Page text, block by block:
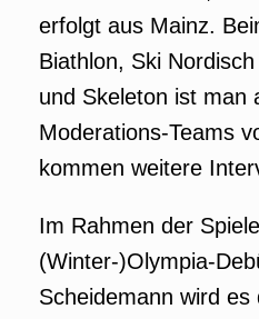
erfolgt aus Mainz.
Biathlon, Ski
und Skeleton ist man
Moderations-Teams
kommen weitere
Im Rahmen der
(Winter-)Olympia-
Scheidemann wird